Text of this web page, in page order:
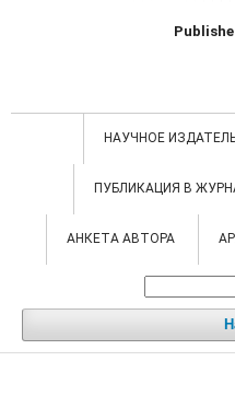
НАУЧНОЕ
ПУБЛИКАЦИЯ В
АНКЕТА АВТОРА